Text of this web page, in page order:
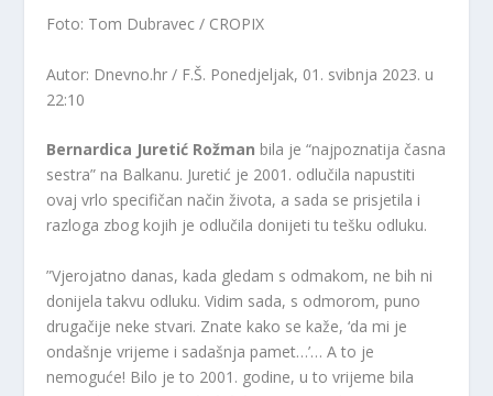
Foto: Tom Dubravec / CROPIX
Autor: Dnevno.hr / F.Š. Ponedjeljak, 01. svibnja 2023. u
22:10
Bernardica Juretić Rožman bila je “najpoznatija časna
sestra” na Balkanu. Juretić je 2001. odlučila napustiti
ovaj vrlo specifičan način života, a sada se prisjetila i
razloga zbog kojih je odlučila donijeti tu tešku odluku.
”Vjerojatno danas, kada gledam s odmakom, ne bih ni
donijela takvu odluku. Vidim sada, s odmorom, puno
drugačije neke stvari. Znate kako se kaže, ‘da mi je
ondašnje vrijeme i sadašnja pamet…’… A to je
nemoguće! Bilo je to 2001. godine, u to vrijeme bila